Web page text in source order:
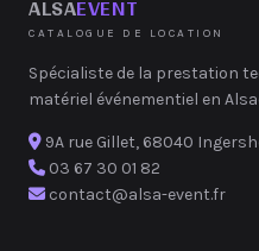
ALSAEVENT
CATALOGUE DE LOCATION
Spécialiste de la prestation
matériel événementiel en
9A rue Gillet, 68040
03 67 30 01 82
contact@alsa-event.fr